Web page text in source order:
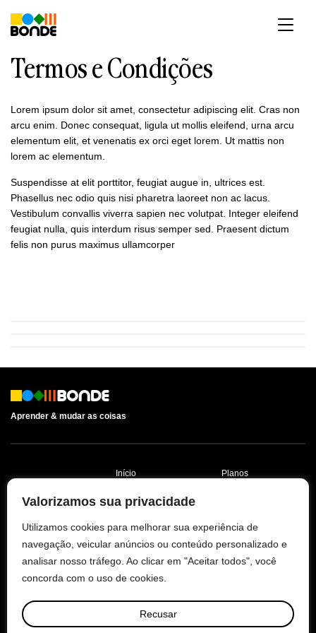
Valorizamos sua privacidade
Utilizamos cookies para melhorar sua experiência de
navegação, veicular anúncios ou conteúdo personalizado e
analisar nosso tráfego. Ao clicar em "Aceitar todos", você
concorda com o uso de cookies.
Recusar
para
Termos e Condições
Lorem ipsum dolor sit amet, consectetur adipiscing elit. Cras non
arcu enim. Donec consequat, ligula ut mollis eleifend, urna arcu
elementum elit, et venenatis ex orci eget lorem. Ut mattis non
lorem ac elementum.
Suspendisse at elit porttitor, feugiat augue in, ultrices est.
Phasellus nec odio quis nisi pharetra laoreet non ac lacus.
Vestibulum convallis viverra sapien nec volutpat. Integer eleifend
feugiat nulla, quis interdum risus semper sed. Praesent dictum
felis non purus maximus ullamcorper
Aprender & mudar as coisas
Início
Aprender
Sobre
Planos
Política de
Termos e Condições
© 2026 BONDE.